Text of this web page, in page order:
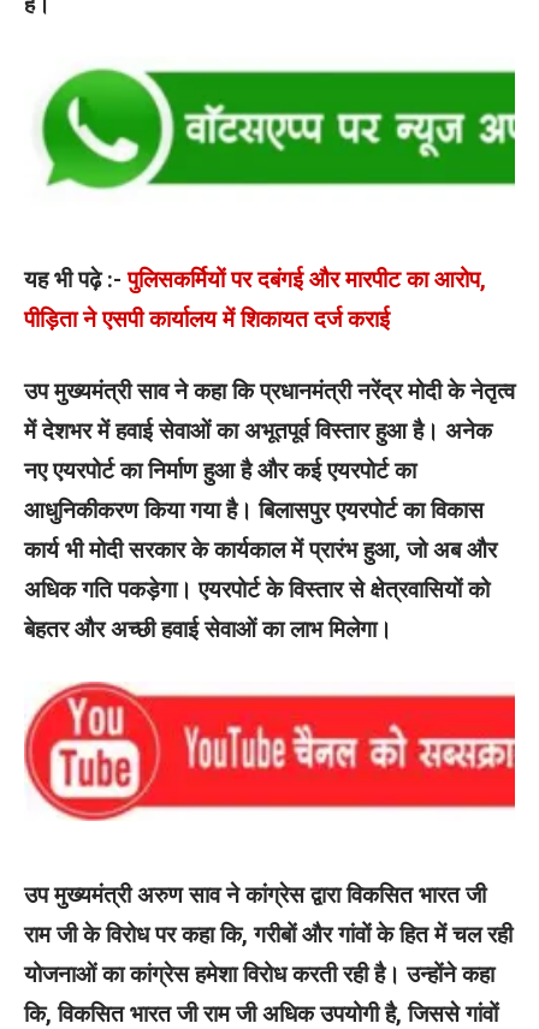
यह भी पढ़े :-पुलिसकर्मियों पर दबंगई और मारपीट का आरोप,
पीड़िता ने एसपी कार्यालय में शिकायत दर्ज कराई
उप मुख्यमंत्री साव ने कहा कि प्रधानमंत्री नरेंद्र मोदी के नेतृत्व
में देशभर में हवाई सेवाओं का अभूतपूर्व विस्तार हुआ है। अनेक
नए एयरपोर्ट का निर्माण हुआ है और कई एयरपोर्ट का
आधुनिकीकरण किया गया है। बिलासपुर एयरपोर्ट का विकास
कार्य भी मोदी सरकार के कार्यकाल में प्रारंभ हुआ, जो अब और
अधिक गति पकड़ेगा। एयरपोर्ट के विस्तार से क्षेत्रवासियों को
बेहतर और अच्छी हवाई सेवाओं का लाभ मिलेगा।
उप मुख्यमंत्री अरुण साव ने कांग्रेस द्वारा विकसित भारत जी
राम जी के विरोध पर कहा कि, गरीबों और गांवों के हित में चल रही
योजनाओं का कांग्रेस हमेशा विरोध करती रही है। उन्होंने कहा
कि, विकसित भारत जी राम जी अधिक उपयोगी है, जिससे गांवों